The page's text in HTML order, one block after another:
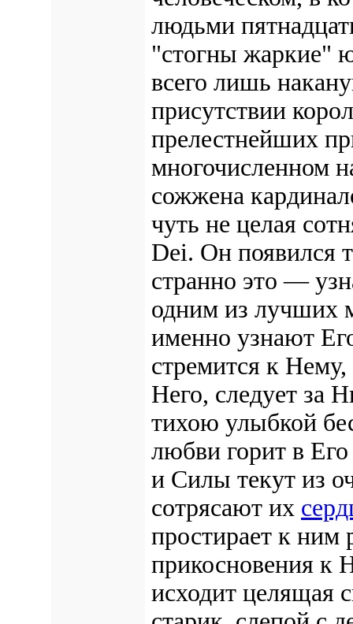
людьми
"стогны жаркие"
всего лишь
присутствии
прелестнейших
многочисленном
сожжена
чуть не целая
Dei. Он появился
странно это —
одним из лучших
именно узнают
стремится к Нему,
Него, следует за
тихою улыбкой
любви горит в
и Силы текут из
сотрясают их
простирает к ним
прикосновения к
исходит целящая